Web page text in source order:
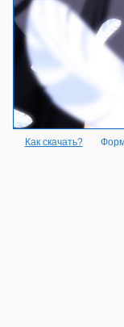
Как скачать?